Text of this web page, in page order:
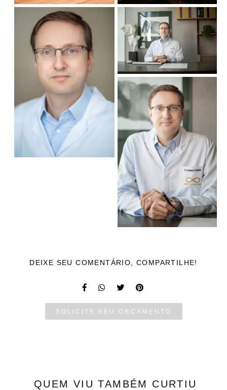
DEIXE SEU COMENTÁRIO, COMPARTILHE!
SOLICITE SEU ORÇAMENTO
QUEM VIU TAMBÉM CURTIU